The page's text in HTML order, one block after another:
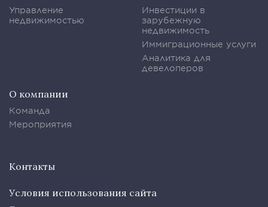
Управление
недвижимостью
Инвестиции в
зарубежную
недвижимость
Иммиграционные услуги
Аналитика для
девелоперов
О компании
Команда
Мероприятия
Контакты
Условия использования сайта